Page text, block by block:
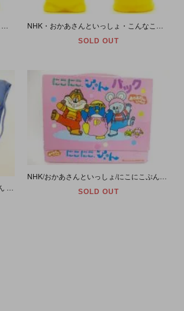
SOLD OUT
NHK/おかあさんといっしょ/にこにこぷんバック
SOLD OUT